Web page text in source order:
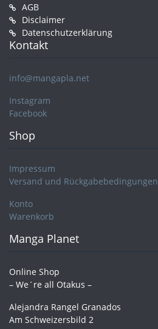
AGB
Disclaimer
Datenschutzerklärung
Kontakt
info@mangapla.net
Instagram
Facebook
Shop
Impressum
Versand und Rückgabebedingungen
Konto
Warenkorb
Manga Planet
Online Shop
– We´re all Otakus –
Alejandra Rangel Granados
Am Schweizersbild 2